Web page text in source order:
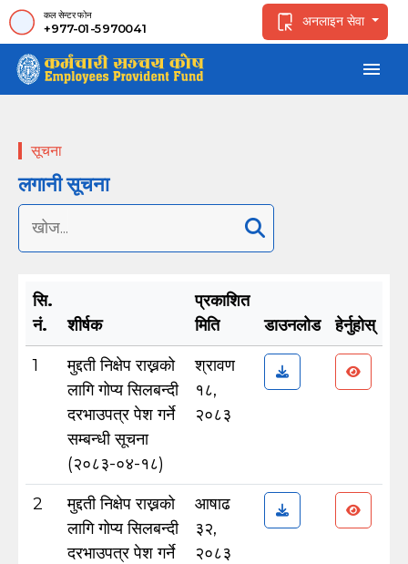
कल सेन्टर फोन
+977-01-5970041 अनलाइन सेवा
menu
सूचना
लगानी सूचना
सि.
नं.
शीर्षक
प्रकाशित
मिति
डाउनलोड
हेर्नुहोस्
1
मुद्दती निक्षेप राख्नको
लागि गोप्य सिलबन्दी
दरभाउपत्र पेश गर्ने
सम्बन्धी सूचना
(२०८३-०४-१८)
श्रावण
१८,
२०८३
2
मुद्दती निक्षेप राख्नको
लागि गोप्य सिलबन्दी
दरभाउपत्र पेश गर्ने
आषाढ
३२,
२०८३